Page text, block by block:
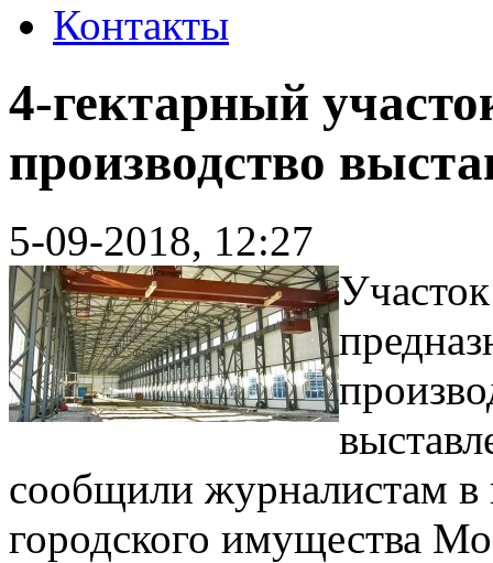
Контакты
4-гектарный
производство
5-09-2018, 12:27
сообщили журналистам в
городского имущества